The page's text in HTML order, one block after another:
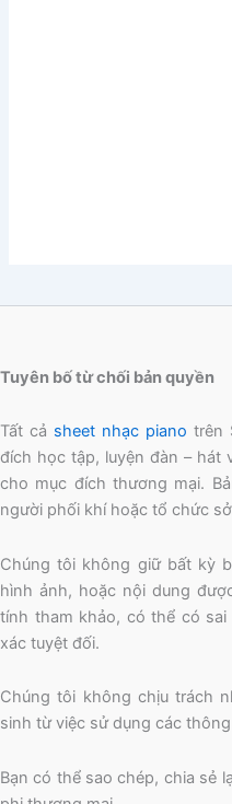
Tuyên bố từ chối bản quyền
Tất cả sheet nhạc piano trên
đích học tập, luyện đàn – hát
cho mục đích thương mại.
người phối khí hoặc tổ chức
Chúng tôi không giữ bất kỳ
hình ảnh, hoặc nội dung
tính tham khảo, có thể có
xác tuyệt đối.
Chúng tôi không chịu trách
sinh từ việc sử dụng các
Bạn có thể sao chép, chia sẻ